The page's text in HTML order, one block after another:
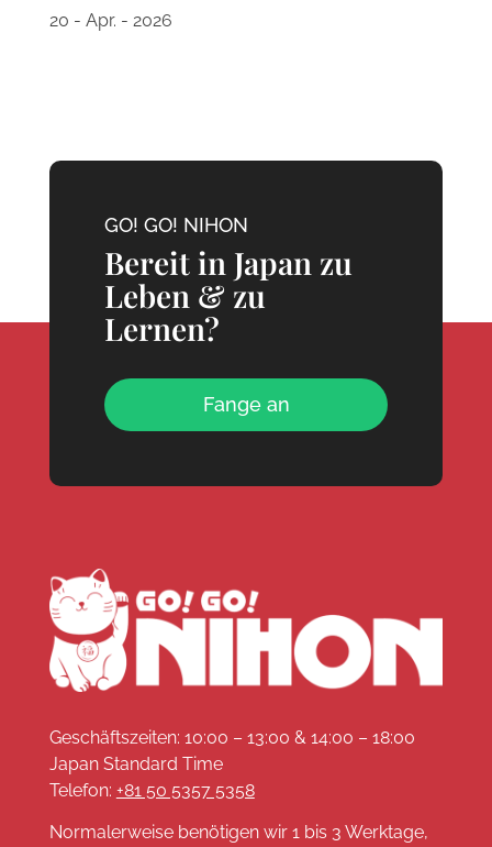
20 - Apr. - 2026
GO! GO! NIHON
Bereit in Japan zu
Leben & zu
Lernen?
Fange an
Geschäftszeiten: 10:00 – 13:00 & 14:00 – 18:00
Japan Standard Time
Telefon: +81 50 5357 5358
Normalerweise benötigen wir 1 bis 3 Werktage,